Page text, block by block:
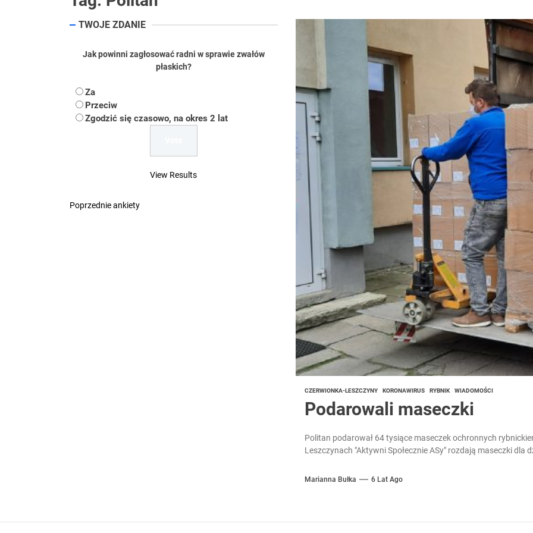
Uwaga Dębieńsko – woda nieprzydatna do spożycia!!!
Ilu mieszkańców ma Rybnik?
Dość komentowania kolejnych afer w ochronie zdrowia — czas zacząć mówić o
CZERWIONKA-LESZCZYNY KORONAWIRUS RYBNIK WIADOMOŚCI
Podarowali maseczki
Politan podarował 64 tysiące maseczek ochronnych
Leszczynach "Aktywni Społecznie ASy" rozdają maseczki
Marianna Bułka 6 Lat Ago
TWOJE ZDANIE
Jak powinni zagłosować radni w sprawie zwałów
płaskich?
Za
Przeciw
Zgodzić się czasowo, na okres 2 lat
View Results
Poprzednie ankiety